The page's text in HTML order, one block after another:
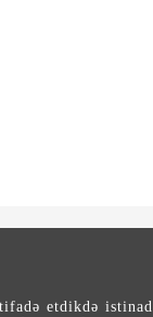
etdikdə